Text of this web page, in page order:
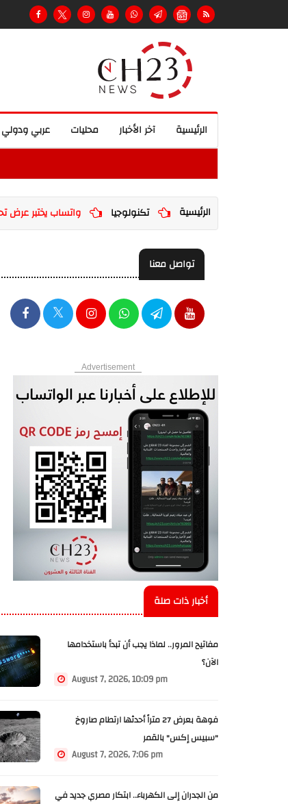
عربي ودولي محليات آخر الأخبار الرئيسية
الرئيسية تكنولوجيا واتساب يختبر عرض
تواصل معنا
Advertisement
أخبار ذات صلة
مفاتيح المرور.. لماذا يجب أن تبدأ باستخدامها
الآن؟
August 7, 2026, 10:09 pm
فوهة بعرض 27 متراً أحدثها ارتطام صاروخ
"سبيس إكس" بالقمر
August 7, 2026, 7:06 pm
من الجدران إلى الكهرباء.. ابتكار مصري جديد في